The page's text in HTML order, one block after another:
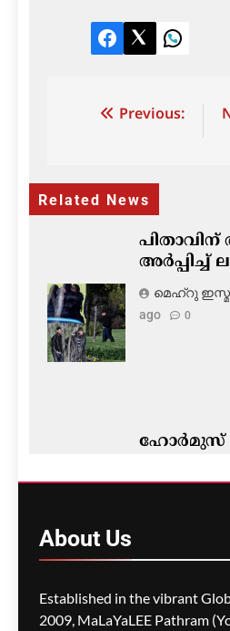
Facebook
TwitterLinkedIn
Post Previous:
Related News
പിതാവിന്
അർപ്പിച്ച്
മെഹ്റു
ago
0
ഹോർമുസ്
മെഹ്റു
About Us
Established in the vibrant
2009, MaLaYaLEE Pathram